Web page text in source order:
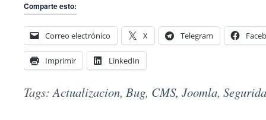
Comparte esto:
Correo electrónico X Telegram
Imprimir LinkedIn
Tags:Actualizacion, Bug, CMS, Joomla,